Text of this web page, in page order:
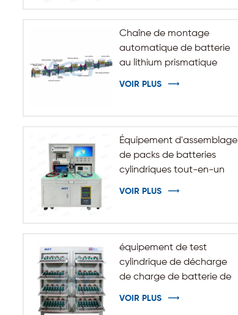
Chaîne de montage
automatique de batterie
au lithium prismatique
VOIR PLUS
Équipement d'assemblage
de packs de batteries
cylindriques tout-en-un
VOIR PLUS
équipement de test
cylindrique de décharge
de charge de batterie de
VOIR PLUS